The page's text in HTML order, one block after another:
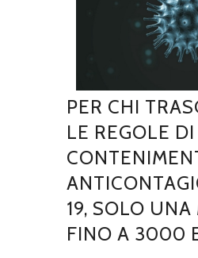
PER CHI
LE REGOLE DI
19, SOLO
FINO A 3000